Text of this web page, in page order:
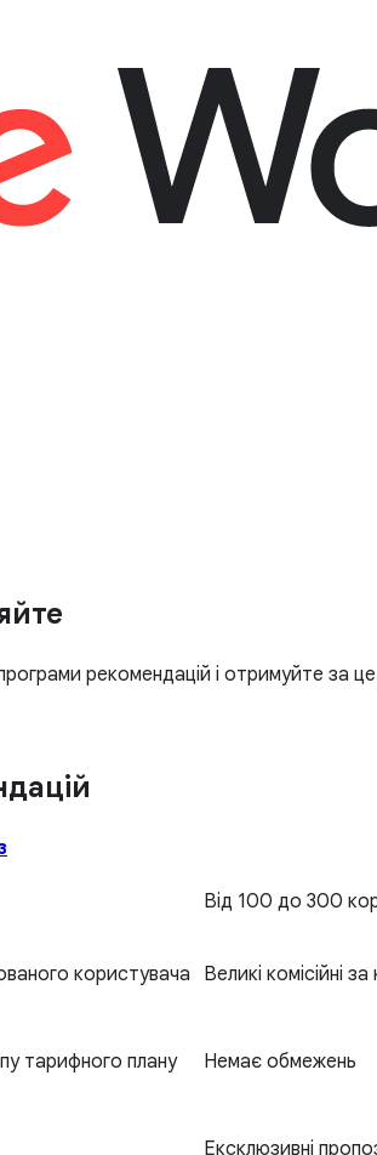
рекомендацій і отримуйте за
Від 100 до 300
користувача Великі комісійні
тарифного плану Немає обмежень
Ексклюзивні